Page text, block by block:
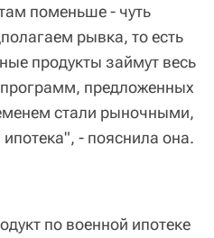
поменьше - чуть
рывка, то есть
продукты займут весь
предложенных
стали рыночными,
- пояснила она.
по военной ипотеке